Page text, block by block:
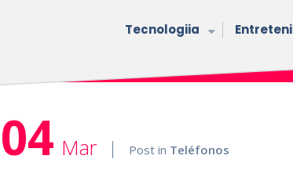
Tecnologiia
04 Mar Post in Teléfonos